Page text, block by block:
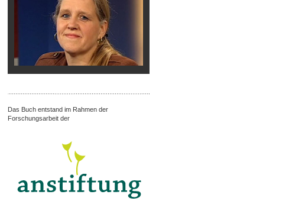
Das Buch entstand im Rahmen der
Forschungsarbeit der